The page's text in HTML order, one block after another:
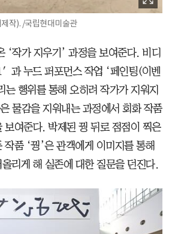
작). /국립현대미술관
‘작가 지우기’ 과정을 보여준다. 비디
과 누드 퍼포먼스 작업 ‘페인팅(이벤
는 행위를 통해 오히려 작가가 지워지
물감을 지워내는 과정에서 회화 작품
보여준다. 박제된 꿩 뒤로 점점이 찍은
품 ‘꿩’은 관객에게 이미지를 통해
리게 해 실존에 대한 질문을 던진다.